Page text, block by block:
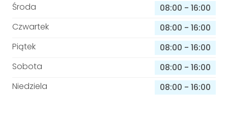
Środa
08:00 - 16:00
Czwartek
08:00 - 16:00
Piątek
08:00 - 16:00
Sobota
08:00 - 16:00
Niedziela
08:00 - 16:00